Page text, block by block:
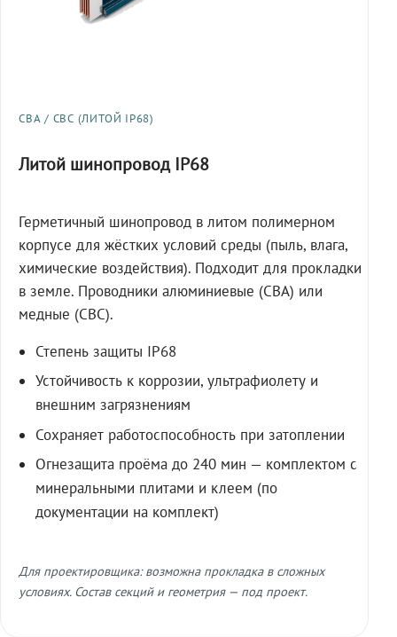
СВА / СВС (ЛИТОЙ IP68)
Литой шинопровод IP68
Герметичный шинопровод в литом полимерном
корпусе для жёстких условий среды (пыль, влага,
химические воздействия). Подходит для прокладки
в земле. Проводники алюминиевые (СВА) или
медные (СВС).
Степень защиты IP68
Устойчивость к коррозии, ультрафиолету и
внешним загрязнениям
Сохраняет работоспособность при затоплении
Огнезащита проёма до 240 мин — комплектом с
минеральными плитами и клеем (по
документации на комплект)
Для проектировщика: возможна прокладка в сложных
условиях. Состав секций и геометрия — под проект.